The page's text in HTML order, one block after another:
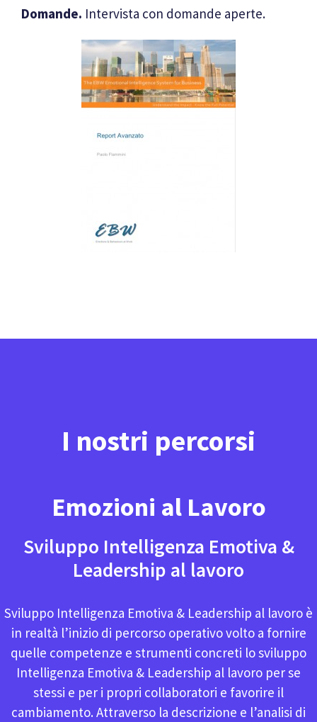
Domande. Intervista con domande aperte.
I nostri percorsi
Emozioni al Lavoro
Sviluppo Intelligenza Emotiva &
Leadership al lavoro
Sviluppo Intelligenza Emotiva & Leadership al lavoro è
in realtà l’inizio di percorso operativo volto a fornire
quelle competenze e strumenti concreti lo sviluppo
Intelligenza Emotiva & Leadership al lavoro per se
stessi e per i propri collaboratori e favorire il
cambiamento. Attraverso la descrizione e l’analisi di